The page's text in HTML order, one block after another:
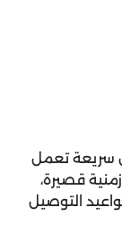
سريعة تعمل
قصيرة،
التوصيل